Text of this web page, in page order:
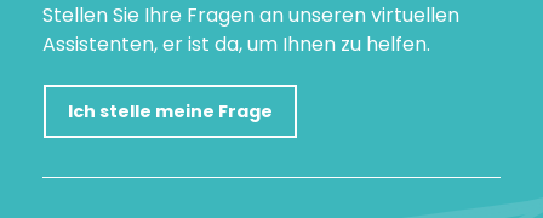
Stellen Sie Ihre Fragen an unseren virtuellen
Assistenten, er ist da, um Ihnen zu helfen.
Ich stelle meine Frage